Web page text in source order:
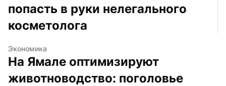
попасть в руки нелегального
косметолога
Экономика
На Ямале оптимизируют
животноводство: поголовье